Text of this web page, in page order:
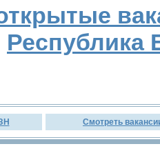
Республика
Смотреть